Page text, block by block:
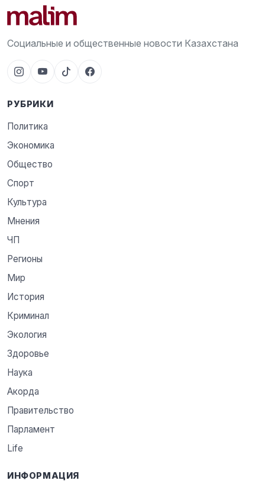
Социальные и общественные новости Казахстана
РУБРИКИ
Политика
Экономика
Общество
Спорт
Культура
Мнения
ЧП
Регионы
Мир
История
Криминал
Экология
Здоровье
Наука
Акорда
Правительство
Парламент
Life
ИНФОРМАЦИЯ